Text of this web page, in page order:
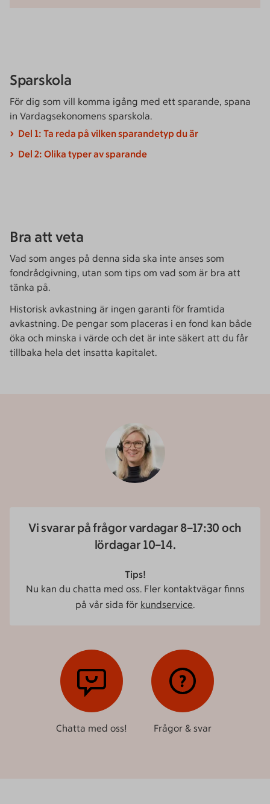
Sparskola
För dig som vill komma igång med ett sparande, spana
in Vardagsekonomens sparskola.
Del 1: Ta reda på vilken sparandetyp du är
Del 2: Olika typer av sparande
Bra att veta
Vad som anges på denna sida ska inte anses som
fondrådgivning, utan som tips om vad som är bra att
tänka på.
Historisk avkastning är ingen garanti för framtida
avkastning. De pengar som placeras i en fond kan både
öka och minska i värde och det är inte säkert att du får
tillbaka hela det insatta kapitalet.
Vi svarar på frågor vardagar 8–17:30 och
lördagar 10–14.
Tips!
Nu kan du chatta med oss. Fler kontaktvägar finns
på vår sida för kundservice.
Chatta med oss! Frågor & svar